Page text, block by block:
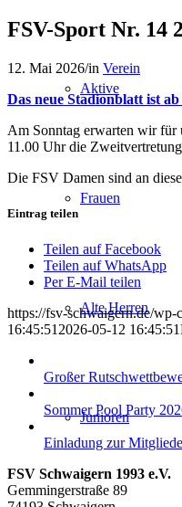
Aktive
Frauen
Alte Herren
Junioren
FSV-Sport Nr. 14
12. Mai 2026/in Verein
Das neue Stadionblatt ist
Am Sonntag erwarten wir für
11.00 Uhr die
Die FSV Damen sind an
Eintrag teilen
Teilen auf Facebook
Teilen auf WhatsApp
Per E-Mail teilen
https://fsv-schwaigern.de/
16:45:51 2026-05-12 16:45:51
Großer
Sommer Pool Party
Einladung zur
FSV Schwaigern 1993 e.V.
Gemmingerstraße 89